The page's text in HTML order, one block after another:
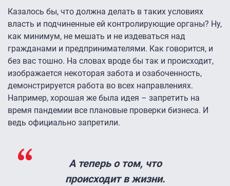
Казалось бы, что должна делать в таких условиях
власть и подчиненные ей контролирующие органы? Ну,
как минимум, не мешать и не издеваться над
гражданами и предпринимателями. Как говорится, и
без вас тошно. На словах вроде бы так и происходит,
изображается некоторая забота и озабоченность,
демонстрируется работа во всех направлениях.
Например, хорошая же была идея – запретить на
время пандемии все плановые проверки бизнеса. И
ведь официально запретили.
А теперь о том, что
происходит в жизни.